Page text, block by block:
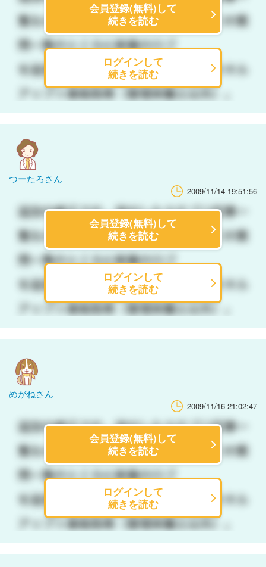
会員登録(無料)して
続きを読む
ログインして
続きを読む
つーたろさん
2009/11/14 19:51:56
会員登録(無料)して
続きを読む
ログインして
続きを読む
めがねさん
2009/11/16 21:02:47
会員登録(無料)して
続きを読む
ログインして
続きを読む